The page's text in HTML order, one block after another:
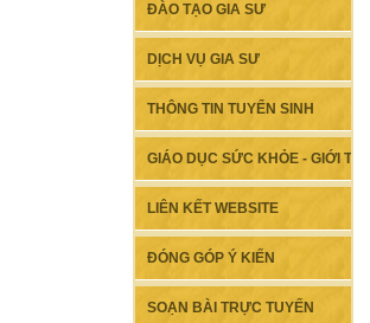
ĐÀO TẠO GIA SƯ
DỊCH VỤ GIA SƯ
THÔNG TIN TUYỂN SINH
GIÁO DỤC SỨC KHỎE - GIỚI TÍNH
LIÊN KẾT WEBSITE
ĐÓNG GÓP Ý KIẾN
SOẠN BÀI TRỰC TUYẾN